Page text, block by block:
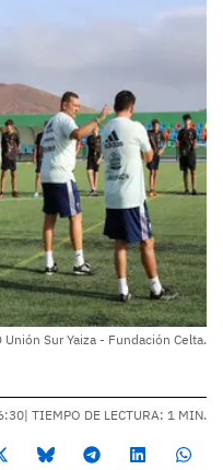
Unión Sur Yaiza - Fundación Celta.
| TIEMPO DE LECTURA: 1 MIN.